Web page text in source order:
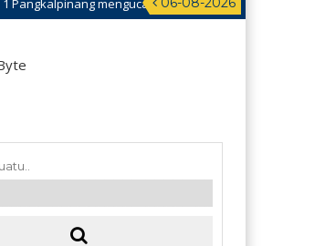
mengucapkan Selamat Hari Raya Idul Adha 1441H